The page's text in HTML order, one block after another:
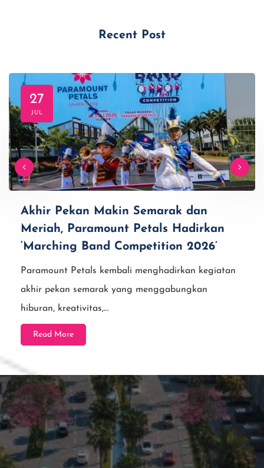
Recent Post
27
JUL
Akhir Pekan Makin Semarak dan
Meriah, Paramount Petals Hadirkan
‘Marching Band Competition 2026’
Paramount Petals kembali menghadirkan kegiatan
akhir pekan semarak yang menggabungkan
hiburan, kreativitas,…
Read More